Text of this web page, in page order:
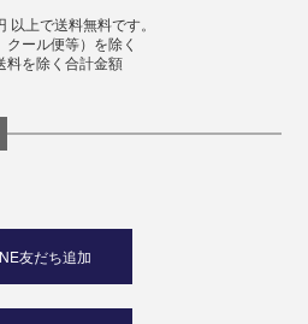
以上で送料無料です。
ール便等）を除く
料を除く合計金額
友だち追加